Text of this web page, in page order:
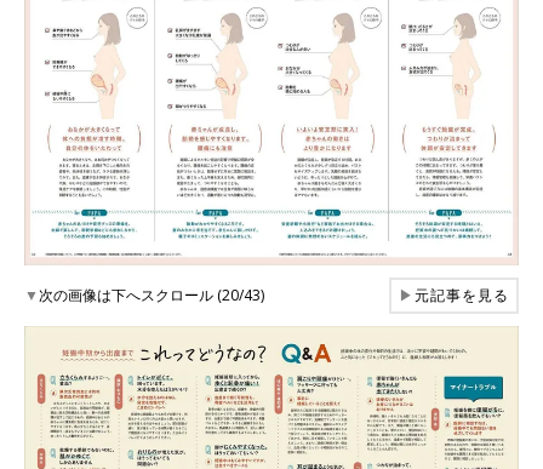
▼次の画像は下へスクロール (20/43) ▶元記事を見る